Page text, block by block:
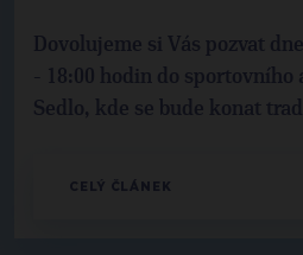
Dovolujeme si Vás pozvat
- 18:00 hodin do sportovního
Sedlo, kde se bude konat
CELÝ ČLÁNEK